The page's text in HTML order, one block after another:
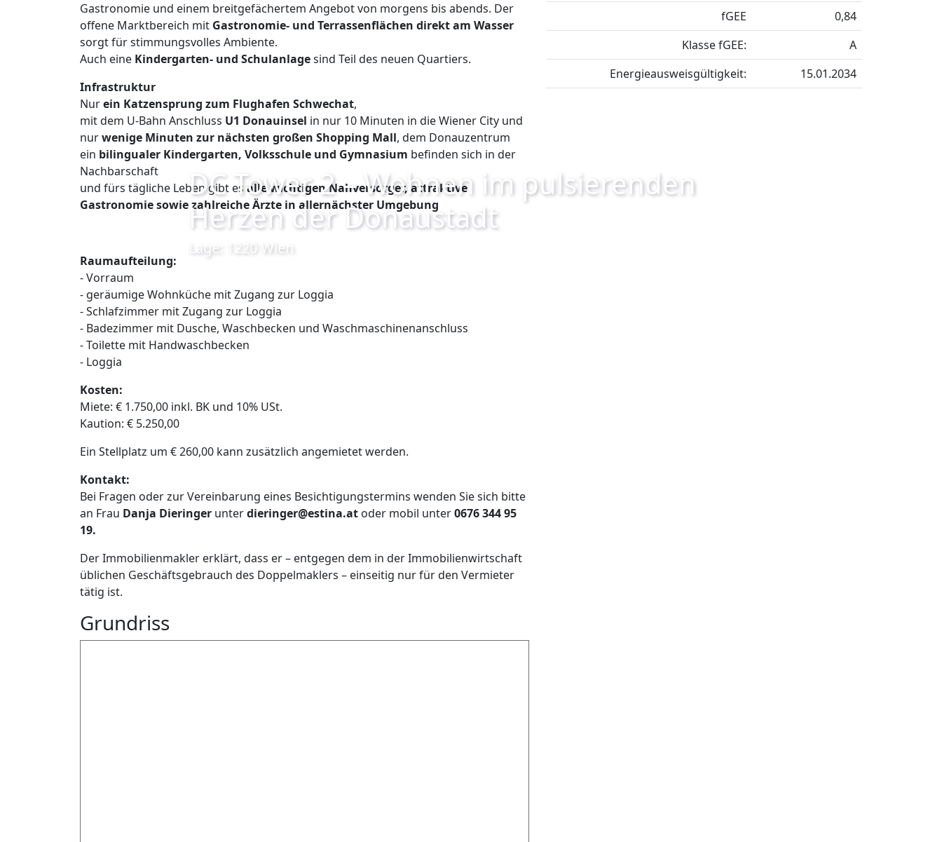
DC Tower 2 – Wohnen im pulsierenden
Herzen der Donaustadt
Lage: 1220 Wien
Gastronomie und einem breitgefächertem Angebot von morgens bis abends. Der
offene Marktbereich mit Gastronomie- und Terrassenflächen direkt am Wasser
sorgt für stimmungsvolles Ambiente.
Auch eine Kindergarten- und Schulanlagesind Teil des neuen Quartiers.
Infrastruktur
Nurein Katzensprung zum Flughafen Schwechat,
mit dem U-Bahn Anschluss U1 Donauinsel in nur 10 Minuten in die Wiener City und
nurwenige Minuten zur nächsten großen Shopping Mall, dem Donauzentrum
ein bilingualer Kindergarten, Volksschule und Gymnasium befinden sich in der
Nachbarschaft
und fürs tägliche Leben gibt es alle wichtigen Nahversorger, attraktive
Gastronomie sowie zahlreiche Ärzte in allernächster Umgebung
Raumaufteilung:
- Vorraum
- geräumige Wohnküche mit Zugang zur Loggia
- Schlafzimmer mit Zugang zur Loggia
- Badezimmer mit Dusche, Waschbecken und Waschmaschinenanschluss
- Toilette mit Handwaschbecken
- Loggia
Kosten:
Miete: € 1.750,00 inkl. BK und 10% USt.
Kaution: € 5.250,00
Ein Stellplatz um € 260,00 kann zusätzlich angemietet werden.
Kontakt:
Bei Fragen oder zur Vereinbarung eines Besichtigungstermins wenden Sie sich bitte
an Frau Danja Dieringer unterdieringer@estina.at oder mobil unter0676 344 95
19.
Der Immobilienmakler erklärt, dass er – entgegen dem in der Immobilienwirtschaft
üblichen Geschäftsgebrauch des Doppelmaklers – einseitig nur für den Vermieter
tätig ist.
Grundriss
fGEE
0,84
Klasse fGEE:
A
Energieausweisgültigkeit:
15.01.2034